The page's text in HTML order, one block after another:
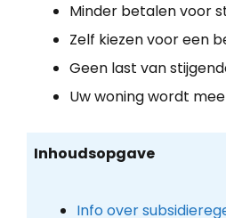
Minder betalen voor
Zelf kiezen voor een
Geen last van
Uw woning wordt
Inhoudsopgave
Info over